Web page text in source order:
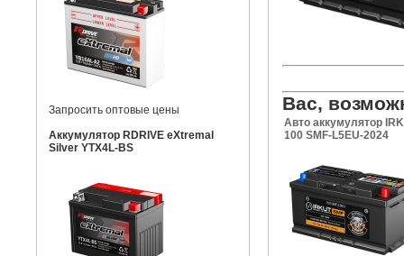
Запросить оптовые цены
Аккумулятор RDRIVE eXtremal
Silver YTX4L-BS
Вас,
Авто аккумулятор
100 SMF-L5EU-2024